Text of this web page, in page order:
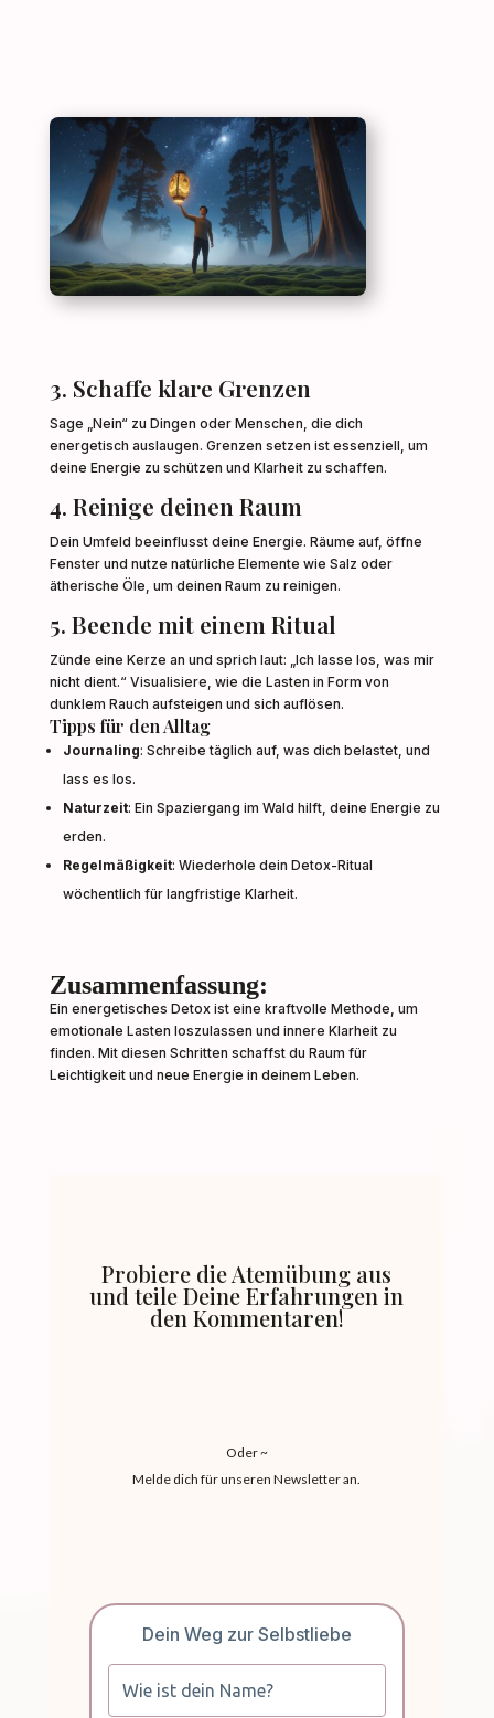
3. Schaffe klare Grenzen
Sage „Nein“ zu Dingen oder Menschen, die dich
energetisch auslaugen. Grenzen setzen ist essenziell, um
deine Energie zu schützen und Klarheit zu schaffen.
4. Reinige deinen Raum
Dein Umfeld beeinflusst deine Energie. Räume auf, öffne
Fenster und nutze natürliche Elemente wie Salz oder
ätherische Öle, um deinen Raum zu reinigen.
5. Beende mit einem Ritual
Zünde eine Kerze an und sprich laut: „Ich lasse los, was mir
nicht dient.“ Visualisiere, wie die Lasten in Form von
dunklem Rauch aufsteigen und sich auflösen.
Tipps für den Alltag
Journaling: Schreibe täglich auf, was dich belastet, und
lass es los.
Naturzeit: Ein Spaziergang im Wald hilft, deine Energie zu
erden.
Regelmäßigkeit: Wiederhole dein Detox-Ritual
wöchentlich für langfristige Klarheit.
Zusammenfassung:
Ein energetisches Detox ist eine kraftvolle Methode, um
emotionale Lasten loszulassen und innere Klarheit zu
finden. Mit diesen Schritten schaffst du Raum für
Leichtigkeit und neue Energie in deinem Leben.
Probiere die Atemübung aus
und teile Deine Erfahrungen in
den Kommentaren!
Oder ~
Melde dich für unseren Newsletter an.
Dein Weg zur Selbstliebe